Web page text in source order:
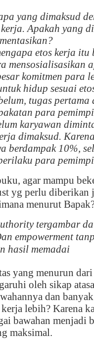
yang dimaksud
Apakah yang
etos kerja itu
mensosialisasikan
komitmen para
hidup sesuai
tugas pertama
para
karyawan
dimaksud.
berdampak 10%,
para
agar mampu
yg perlu diberikan
menurut
tergambar
empowerment
hasil memadai
yang menurun
oleh sikap
dan
lebih? Karena
bawahan menjadi
maksimal.